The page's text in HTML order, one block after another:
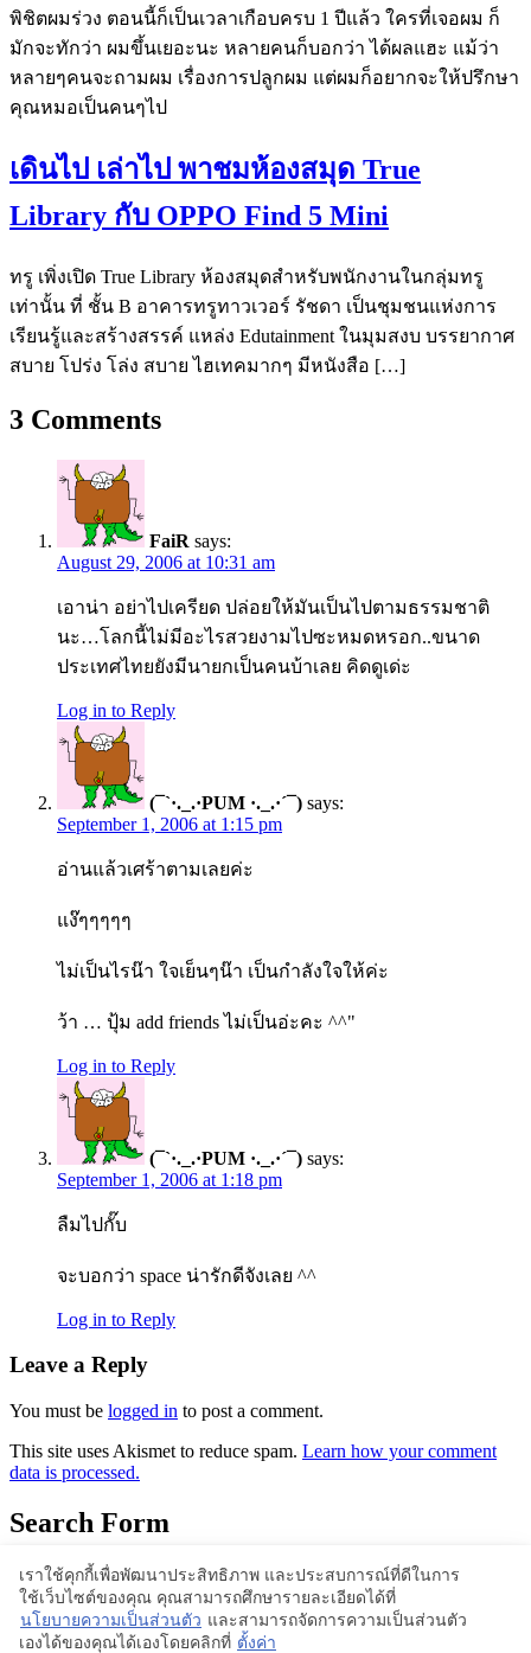
พิชิตผมร่วง ตอนนี้ก็เป็นเวลาเกือบครบ 1 ปีแล้ว ใครที่เจอผม ก็
มักจะทักว่า ผมขึ้นเยอะนะ หลายคนก็บอกว่า ได้ผลแฮะ แม้ว่า
หลายๆคนจะถามผม เรื่องการปลูกผม แต่ผมก็อยากจะให้ปรึกษา
คุณหมอเป็นคนๆไป
เดินไป เล่าไป พาชมห้องสมุด True
Library กับ OPPO Find 5 Mini
ทรู เพิ่งเปิด True Library ห้องสมุดสำหรับพนักงานในกลุ่มทรู
เท่านั้น ที่ ชั้น B อาคารทรูทาวเวอร์ รัชดา เป็นชุมชนแห่งการ
เรียนรู้และสร้างสรรค์ แหล่ง Edutainment ในมุมสงบ บรรยากาศ
สบาย โปร่ง โล่ง สบาย ไฮเทคมากๆ มีหนังสือ […]
3 Comments
FaiR says:
August 29, 2006 at 10:31 am
เอาน่า อย่าไปเครียด ปล่อยให้มันเป็นไปตามธรรมชาติ
นะ…โลกนี้ไม่มีอะไรสวยงามไปซะหมดหรอก..ขนาด
ประเทศไทยยังมีนายกเป็นคนบ้าเลย คิดดูเด่ะ
Log in to Reply
(¯`·._.·PUM ·._.·´¯) says:
September 1, 2006 at 1:15 pm
อ่านแล้วเศร้าตามเลยค่ะ
แง๊ๆๆๆๆๆ
ไม่เป็นไรน๊า ใจเย็นๆน๊า เป็นกำลังใจให้ค่ะ
ว้า … ปุ้ม add friends ไม่เป็นอ่ะคะ ^^"
Log in to Reply
(¯`·._.·PUM ·._.·´¯) says:
September 1, 2006 at 1:18 pm
ลืมไปกั๊บ
จะบอกว่า space น่ารักดีจังเลย ^^
Log in to Reply
Leave a Reply
You must be logged in to post a comment.
This site uses Akismet to reduce spam. Learn how your comment
data is processed.
Search Form
Proudly powered by WordPress | Theme: BlogStyle
เราใช้คุกกี้เพื่อพัฒนาประสิทธิภาพ และประสบการณ์ที่ดีในการ
ใช้เว็บไซต์ของคุณ คุณสามารถศึกษารายละเอียดได้ที่
นโยบายความเป็นส่วนตัว และสามารถจัดการความเป็นส่วนตัว
เองได้ของคุณได้เองโดยคลิกที่ ตั้งค่า